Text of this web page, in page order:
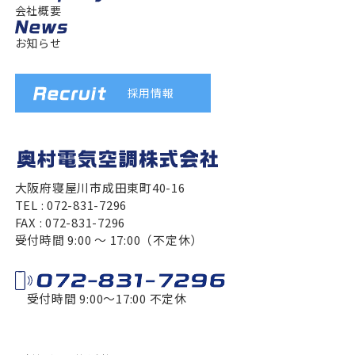
けでなく、生産ライン、熱源、人の動線、換
気、室外機置き場まで見ておくことで、温度
ムラや運転の無駄を抑えやすくなります。
生産性を守るためには、作業者の暑さ寒さだ
けでなく、製品や材料が受ける温湿度の影響
も確認することが大切です。全体空調、局所
空調、エリアごとの管理を現場に合わせて考
漏れ、フロン排出抑制法に関わる点検などを
継続して確認します。施工時点で点検しやす
い配置にしておくことも、工場の安定運用に
役立ちます。
奥村電気空調株式会社では、私が現地調査か
ら施工後の確認まで一貫して関わり、寝屋川
空調設備を考えています。工場空調の新設や
入れ替え、管理の見直しで気になる点があれ
ば、まずは現場の状況をお聞かせください。
に機器を納めると、後の点検や排水に影響す
ることがあります。私は大手工事店での経験
も踏まえ、施工できるかどうかだけでなく、
す。
業務用エアコンと家庭用エアコンの設
エアコン工事では、電源やコンセント、照明
などの電気工事が関わることがあります。業
務用エアコンでは電源容量、家庭用エアコン
では専用回路やコンセント位置を確認しま
す。空調と電気を別々に見ると調整が増える
場合があるため、私は設置に関わる電気まわ
りも合わせて確認します。
業務用エアコンの設置に関する
せた交換では、建物の工程や内装との取り合
いも含めて早めに相談すると、施工内容を整
理しやすくなります。
市周辺で、家庭用エアコンの交換や住宅向け
の電気工事に対応しています。現地確認から
施工後の相談まで、住まいの状況に合わせて
されている方や、新築戸建て案件の施工先を
探している建設会社、設備会社の方は、まず
はお気軽にご相談ください。
既存のエアコンと同じ位置に入れ替え
るべきですか
同じ位置に入れ替えられる場合もあります
ません。これまで席によって暑い、寒いがあ
った場合は、配置や風向きの見直しが役立つ
ことがあります。既存配管や天井開口を使え
工事後の点検やメンテナンスも依頼で
きますか
工事後の点検やメンテナンスも相談できま
す。運転状態、排水の流れ、異音の有無、フ
ィルターの状態などを確認することで、不具
ンは使用時間が長くなりやすいため、店舗の
営業状況に合わせて点検時期を相談しておく
既存の配管をそのまま使える場合はあ
配管の太さ、長さ、劣化状態、新しい機器と
の適合が合えば、既存配管を使える場合があ
ります。ただし、内部の汚れや断熱材の傷
入替後の点検やメンテナンスも依頼で
きますか
入替後の点検や保守にも対応できます。フィ
ルターやドレンまわりの確認、運転状態の点
検、必要に応じた洗浄などを行うことで、不
せた点検時期も相談できます。
まとめ
業務用エアコン工事は、単に機器を設置する
せて空調を整えることが重要です。施工品質
によって気流や温度ムラに差が生まれるた
め、現地調査やレイアウト設計を丁寧に行う
また、オフィスや飲食店、工場などは、それ
ぞれ必要な空調環境が異なります。空間に合
った機種選定や配管設計を行うことで、長期
的な運用やメンテナンスもしやすくなりま
す。
奥村電気空調株式会社では、現地調査から設
す。天井カセット形をはじめとした業務用エ
アコン工事や、複雑な配管ルートが必要な現
場にも対応し、空間に合わせた施工計画を行
大阪府寝屋川市成田東町40-16
TEL : 072-831-7296
FAX : 072-831-7296
受付時間 9:00 〜 17:00（不定休）
受付時間 9:00〜17:00 不定休
会社概要
お知らせ
採用情報